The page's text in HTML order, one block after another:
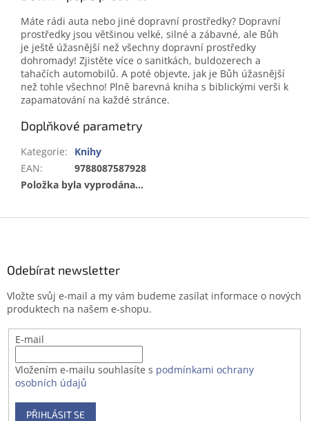
Máte rádi auta nebo jiné dopravní prostředky? Dopravní
prostředky jsou většinou velké, silné a zábavné, ale Bůh
je ještě úžasnější než všechny dopravní prostředky
dohromady! Zjistěte více o sanitkách, buldozerech a
tahačích automobilů. A poté objevte, jak je Bůh úžasnější
než tohle všechno! Plně barevná kniha s biblickými verši k
zapamatování na každé stránce.
Doplňkové parametry
Kategorie:
Knihy
EAN:
9788087587928
Položka byla vyprodána…
Odebírat newsletter
Vložte svůj e-mail a my vám budeme zasílat informace o nových
produktech na našem e-shopu.
E-mail
Vložením e-mailu souhlasíte s podmínkami ochrany
osobních údajů
PŘIHLÁSIT SE